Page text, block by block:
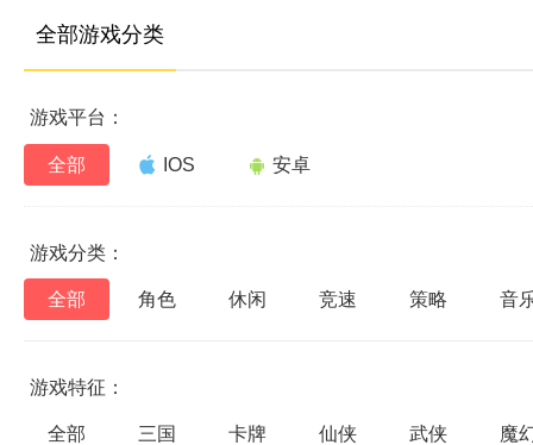
全部游戏分类
游戏平台：
全部 IOS 安卓
游戏分类：
全部 角色 休闲 竞速 策略 音
游戏特征：
全部 三国 卡牌 仙侠 武侠 魔